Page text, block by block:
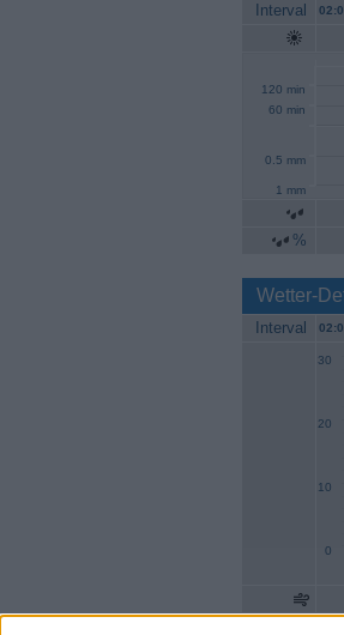
Interval
60 min
120 min
0.5 mm
1 mm
%
Wetter-
Interval
0
10
20
30